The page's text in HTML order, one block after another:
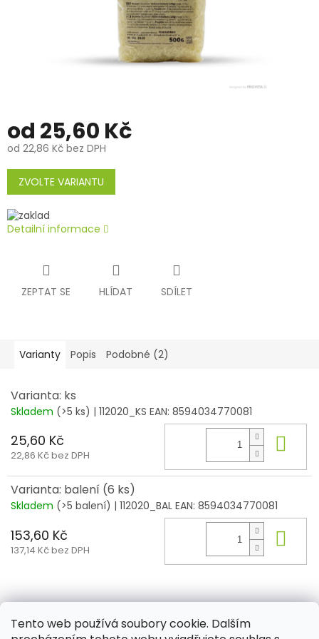
Tento web používá soubory cookie. Dalším
od 25,60 Kč
od 22,86 Kč bez DPH
Měrná
cena:
ZVOLTE VARIANTU
Detailní informace
ZEPTAT SE HLÍDAT SDÍLET
Varianty Popis Podobné (2)
Varianta: ks
Skladem (>5 ks) | 112020_KS EAN: 8594034770081
25,60 Kč
22,86 Kč bez DPH
Varianta: balení (6 ks)
Skladem (>5 balení) | 112020_BAL EAN: 8594034770081
153,60 Kč
137,14 Kč bez DPH
Z
Aktuality Kamenné prodejny Kosmetika Provita